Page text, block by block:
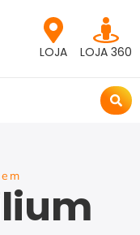
LOJA LOJA 360